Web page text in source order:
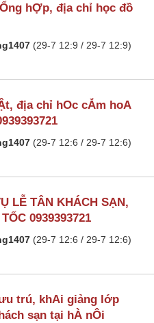
hỢp, địa chỉ học đồ
(29-7 12:9 / 29-7 12:9)
địa chỉ hOc cẮm hoA
(29-7 12:6 / 29-7 12:6)
LỄ TÂN KHÁCH SẠN,
0939393721
(29-7 12:6 / 29-7 12:6)
trú, khAi giảng lớp
sạn tại hÀ nÔi